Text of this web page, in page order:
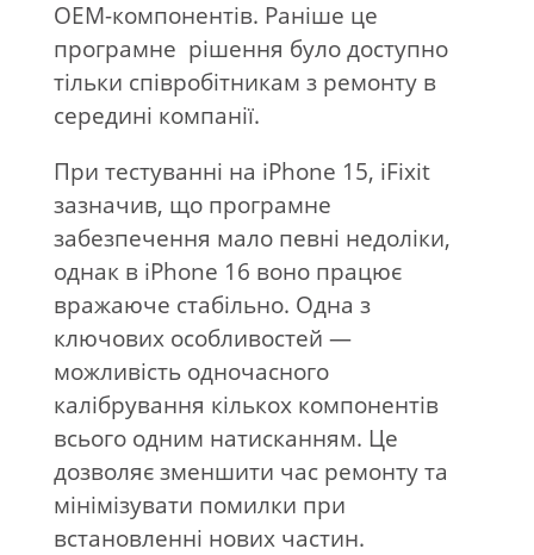
OEM-компонентів. Раніше це
програмне рішення було доступно
тільки співробітникам з ремонту в
середині компанії.
При тестуванні на iPhone 15, iFixit
зазначив, що програмне
забезпечення мало певні недоліки,
однак в iPhone 16 воно працює
вражаюче стабільно. Одна з
ключових особливостей —
можливість одночасного
калібрування кількох компонентів
всього одним натисканням. Це
дозволяє зменшити час ремонту та
мінімізувати помилки при
встановленні нових частин.